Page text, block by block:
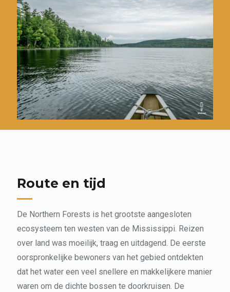
Route en tijd
De Northern Forests is het grootste aangesloten
ecosysteem ten westen van de Mississippi. Reizen
over land was moeilijk, traag en uitdagend. De eerste
oorspronkelijke bewoners van het gebied ontdekten
dat het water een veel snellere en makkelijkere manier
waren om de dichte bossen te doorkruisen. De